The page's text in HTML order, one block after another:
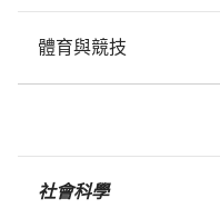
體育與競技
社會科學